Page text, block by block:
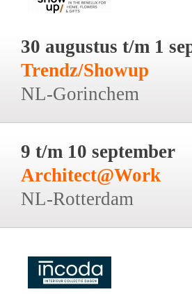
30 augustus t/m 1
Trendz/Showup
NL-Gorinchem
9 t/m 10 september
Architect@Work
NL-Rotterdam